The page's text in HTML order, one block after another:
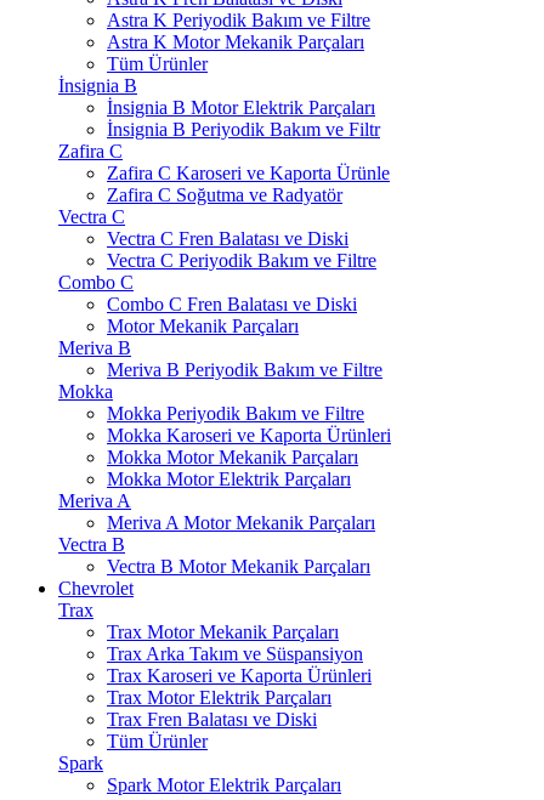
Astra K Periyodik Bakım ve Filtre
Astra K Motor Mekanik Parçaları
Tüm Ürünler
İnsignia B
İnsignia B Motor Elektrik Parçaları
İnsignia B Periyodik Bakım ve Filtr
Zafira C
Zafira C Karoseri ve Kaporta Ürünle
Zafira C Soğutma ve Radyatör
Vectra C
Vectra C Fren Balatası ve Diski
Vectra C Periyodik Bakım ve Filtre
Combo C
Combo C Fren Balatası ve Diski
Motor Mekanik Parçaları
Meriva B
Meriva B Periyodik Bakım ve Filtre
Mokka
Mokka Periyodik Bakım ve Filtre
Mokka Karoseri ve Kaporta Ürünleri
Mokka Motor Mekanik Parçaları
Mokka Motor Elektrik Parçaları
Meriva A
Meriva A Motor Mekanik Parçaları
Vectra B
Vectra B Motor Mekanik Parçaları
Chevrolet
Trax
Trax Motor Mekanik Parçaları
Trax Arka Takım ve Süspansiyon
Trax Karoseri ve Kaporta Ürünleri
Trax Motor Elektrik Parçaları
Trax Fren Balatası ve Diski
Tüm Ürünler
Spark
Spark Motor Elektrik Parçaları